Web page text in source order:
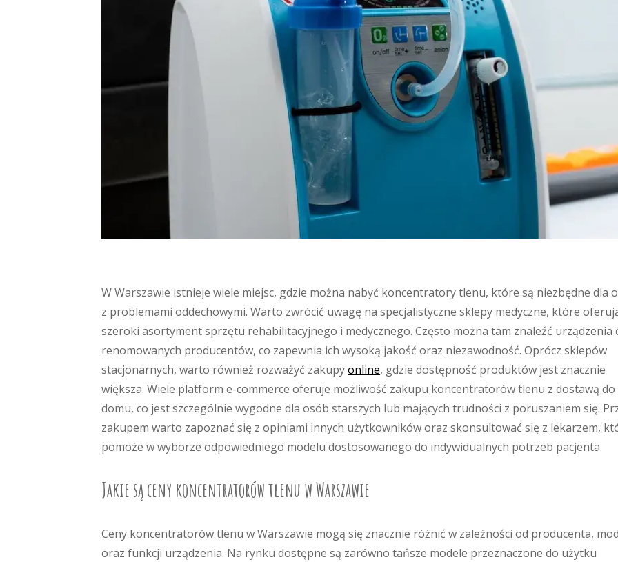
W Warszawie istnieje wiele miejsc, gdzie można nabyć koncentratory tlenu, które są niezbędne dla
z problemami oddechowymi. Warto zwrócić uwagę na specjalistyczne sklepy medyczne, które
szeroki asortyment sprzętu rehabilitacyjnego i medycznego. Często można tam znaleźć urządzenia
renomowanych producentów, co zapewnia ich wysoką jakość oraz niezawodność. Oprócz sklepów
stacjonarnych, warto również rozważyć zakupyonline, gdzie dostępność produktów jest znacznie
większa. Wiele platform e-commerce oferuje możliwość zakupu koncentratorów tlenu z dostawą do
domu, co jest szczególnie wygodne dla osób starszych lub mających trudności z poruszaniem się.
zakupem warto zapoznać się z opiniami innych użytkowników oraz skonsultować się z lekarzem,
pomoże w wyborze odpowiedniego modelu dostosowanego do indywidualnych potrzeb pacjenta.
Jakie są ceny koncentratorów tlenu w Warszawie
Ceny koncentratorów tlenu w Warszawie mogą się znacznie różnić w zależności od producenta,
oraz funkcji urządzenia. Na rynku dostępne są zarówno tańsze modele przeznaczone do użytku